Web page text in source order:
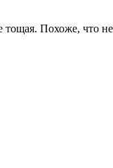
тощая. Похоже, что